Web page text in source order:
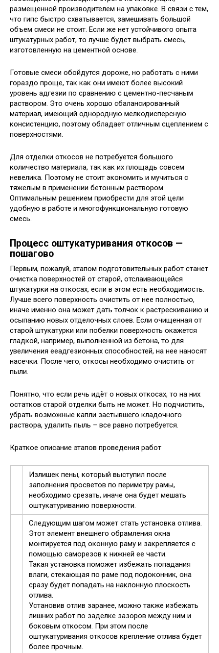
размещенной производителем на упаковке. В связи с тем,
что гипс быстро схватывается, замешивать большой
объем смеси не стоит. Если же нет устойчивого опыта
штукатурных работ, то лучше будет выбрать смесь,
изготовленную на цементной основе.
Готовые смеси обойдутся дороже, но работать с ними
гораздо проще, так как они имеют более высокий
уровень адгезии по сравнению с цементно-песчаным
раствором. Это очень хорошо сбалансированный
материал, имеющий однородную мелкодисперсную
консистенцию, поэтому обладает отличным сцеплением с
поверхностями.
Для отделки откосов не потребуется большого
количество материала, так как их площадь совсем
невелика. Поэтому не стоит экономить и мучиться с
тяжелым в применении бетонным раствором.
Оптимальным решением приобрести для этой цели
удобную в работе и многофункциональную готовую
смесь.
Процесс оштукатуривания откосов —
пошагово
Первым, пожалуй, этапом подготовительных работ станет
очистка поверхностей от старой, отслаивающейся
штукатурки на откосах, если в этом есть необходимость.
Лучше всего поверхность очистить от нее полностью,
иначе именно она может дать толчок к растрескиванию и
осыпанию новых отделочных слоев. Если очищенная от
старой штукатурки или побелки поверхность окажется
гладкой, например, выполненной из бетона, то для
увеличения ееадгезионных способностей, на нее наносят
насечки. После чего, откосы необходимо очистить от
пыли.
Понятно, что если речь идёт о новых откосах, то на них
остатков старой отделки быть не может. Но подчистить,
убрать возможные капли застывшего кладочного
раствора, удалить пыль – все равно потребуется.
Краткое описание этапов проведения работ
Излишек пены, который выступил после
заполнения просветов по периметру рамы,
необходимо срезать, иначе она будет мешать
оштукатуриванию поверхности.
Следующим шагом может стать установка отлива.
Этот элемент внешнего обрамления окна
монтируется под оконную раму и закрепляется с
помощью саморезов к нижней ее части.
Такая установка поможет избежать попадания
влаги, стекающая по раме под подоконник, она
сразу будет попадать на наклонную плоскость
отлива.
Установив отлив заранее, можно также избежать
лишних работ по заделке зазоров между ним и
боковым откосом. При этом после
оштукатуривания откосов крепление отлива будет
более прочным.